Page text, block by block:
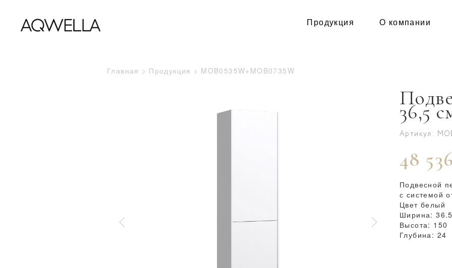
Продукция О компании
Главная Продукция MOB0535W+MOB0735W
36,5
Артикул:
48
Подвесной
с системой
Цвет белый
Ширина: 36.5
Высота: 150
Глубина: 24